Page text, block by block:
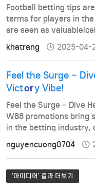
Football betting tips
terms for players in
are seen as
effective strategies
the industry. With their
these professiona…
khatrang 2025-04-
Feel the Surge –
Victory Vibe!
Feel the Surge – Dive
W88 promotions bring
in the betting industry,
over the world. These
incentives for both
them to m…
nguyencuong0704
'아이디어' 결과 더보기